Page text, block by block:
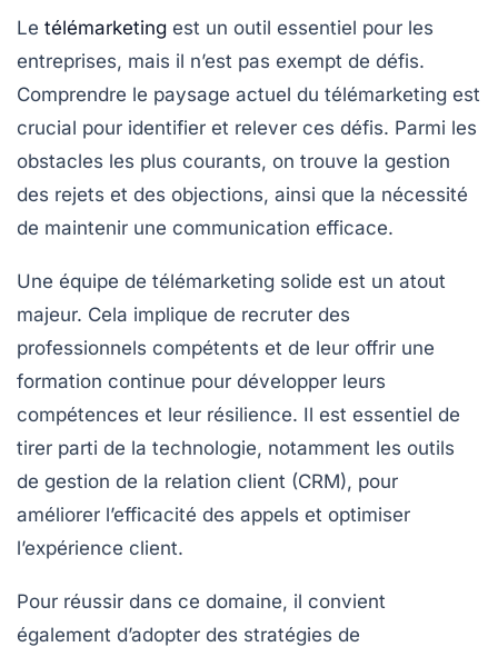
Le télémarketing est un outil essentiel pour les
entreprises, mais il n’est pas exempt de défis.
Comprendre le paysage actuel du télémarketing est
crucial pour identifier et relever ces défis. Parmi les
obstacles les plus courants, on trouve la gestion
des rejets et des objections, ainsi que la nécessité
de maintenir une communication efficace.
Une équipe de télémarketing solide est un atout
majeur. Cela implique de recruter des
professionnels compétents et de leur offrir une
formation continue pour développer leurs
compétences et leur résilience. Il est essentiel de
tirer parti de la technologie, notamment les outils
de gestion de la relation client (CRM), pour
améliorer l’efficacité des appels et optimiser
l’expérience client.
Pour réussir dans ce domaine, il convient
également d’adopter des stratégies de